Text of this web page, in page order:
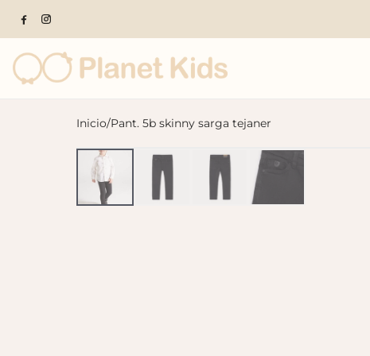
Inicio/Pant. 5b skinny sarga tejaner
Productos populares